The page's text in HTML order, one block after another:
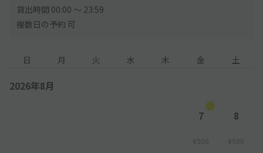
貸出時間 00:00 〜 23:59
複数日の予約 可
日 月 火 水 木 金 土
2026年8月
7
¥500
8
¥500